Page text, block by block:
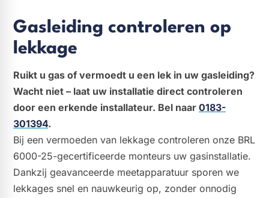
Gasleiding controleren op
lekkage
Ruikt u gas of vermoedt u een lek in uw gasleiding?
Wacht niet – laat uw installatie direct controleren
door een erkende installateur. Bel naar 0183-
301394.
Bij een vermoeden van lekkage controleren onze BRL
6000-25-gecertificeerde monteurs uw gasinstallatie.
Dankzij geavanceerde meetapparatuur sporen we
lekkages snel en nauwkeurig op, zonder onnodig